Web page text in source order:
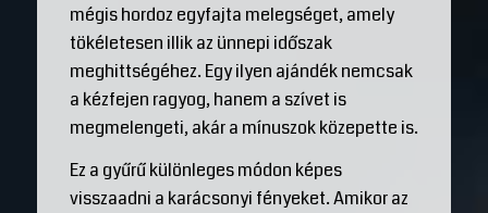
mégis hordoz egyfajta melegséget, amely
tökéletesen illik az ünnepi időszak
meghittségéhez. Egy ilyen ajándék nemcsak
a kézfejen ragyog, hanem a szívet is
megmelengeti, akár a mínuszok közepette is.
Ez a gyűrű különleges módon képes
visszaadni a karácsonyi fényeket. Amikor az